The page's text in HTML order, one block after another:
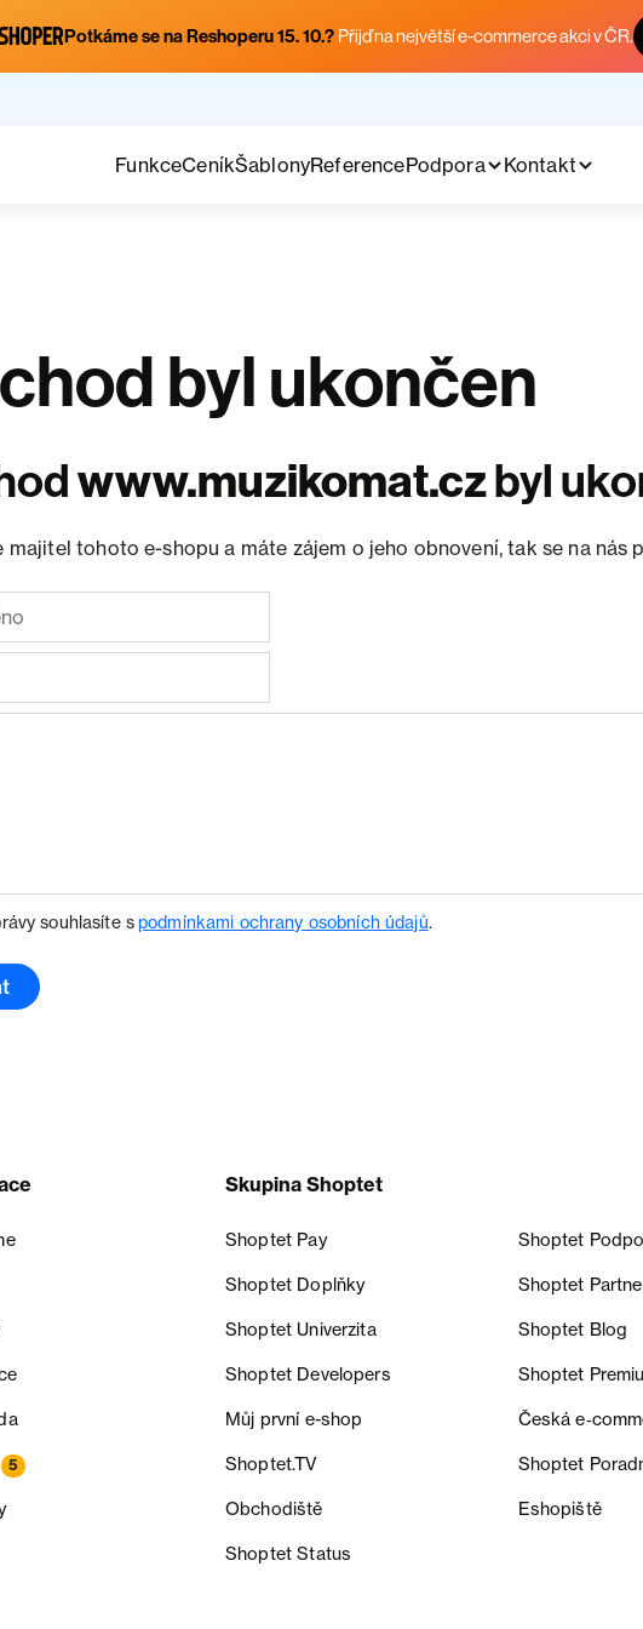
Potkáme se na Reshoperu 15. 10.? Přijď na největší e-commerce akci v ČR.
FunkceCeníkŠablonyReferencePodpora Kontakt
byl ukončen
www.muzikomat.czbyl
majitel tohoto e-shopu a máte zájem o jeho obnovení, tak se na nás
souhlasíte spodmínkami ochrany osobních údajů.
5
Skupina Shoptet
Shoptet Pay Shoptet
Shoptet Doplňky Shoptet
Shoptet Univerzita Shoptet Blog
Shoptet Developers Shoptet
Můj první e-shop Česká
Shoptet.TV Shoptet
Obchodiště Eshopiště
Shoptet Status